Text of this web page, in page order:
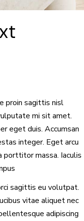
proin sagittis nisl
mi sit amet.
eget duis. Accumsan
integer. Eget arcu
porttitor massa. Iaculis
sagittis eu volutpat.
vitae aliquet nec
adipiscing